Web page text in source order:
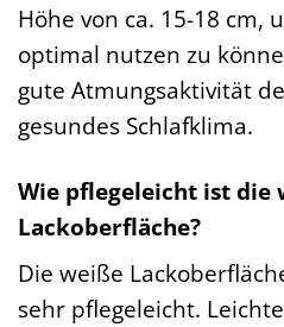
Höhe von ca. 15-18 cm,
optimal nutzen zu
gute Atmungsaktivität
gesundes Schlafklima.
Wie pflegeleicht ist die
Lackoberfläche?
Die weiße
sehr pflegeleicht.